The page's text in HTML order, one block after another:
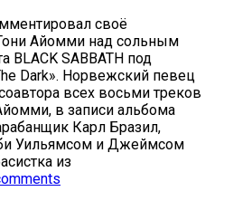
своё
Айомми над сольным
BLACK SABBATH под
Dark». Норвежский певец
всех восьми треков
в записи альбома
Карл Бразил,
Уильямсом и Джеймсом
из